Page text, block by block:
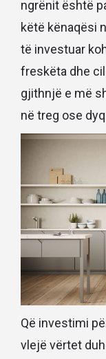
ngrënit është
këtë kënaqësi
të investuar
freskëta dhe
gjithnjë e më
në treg ose
Që investimi
vlejë vërtet